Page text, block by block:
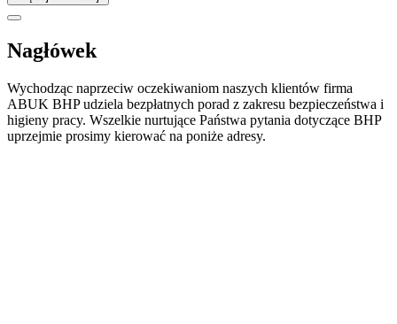
Nagłówek
Wychodząc naprzeciw oczekiwaniom naszych klientów firma
ABUK BHP udziela bezpłatnych porad z zakresu bezpieczeństwa i
higieny pracy. Wszelkie nurtujące Państwa pytania dotyczące BHP
uprzejmie prosimy kierować na poniże adresy.